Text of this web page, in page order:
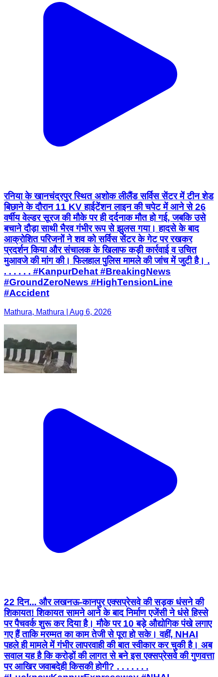
रनिया के खानचंद्रपुर स्थित अशोक लीलैंड सर्विस सेंटर में टीन शेड
बिछाने के दौरान 11 KV हाईटेंशन लाइन की चपेट में आने से 26
वर्षीय वेल्डर सूरज की मौके पर ही दर्दनाक मौत हो गई, जबकि उसे
बचाने दौड़ा साथी भैरव गंभीर रूप से झुलस गया। हादसे के बाद
आक्रोशित परिजनों ने शव को सर्विस सेंटर के गेट पर रखकर
प्रदर्शन किया और संचालक के खिलाफ कड़ी कार्रवाई व उचित
मुआवजे की मांग की। फिलहाल पुलिस मामले की जांच में जुटी है। .
. . . . . . #KanpurDehat #BreakingNews
#GroundZeroNews #HighTensionLine
#Accident
Mathura, Mathura | Aug 6, 2026
22 दिन... और लखनऊ-कानपुर एक्सप्रेसवे की सड़क धंसने की
शिकायत! शिकायत सामने आने के बाद निर्माण एजेंसी ने धंसे हिस्से
पर पैचवर्क शुरू कर दिया है। मौके पर 10 बड़े औद्योगिक पंखे लगाए
गए हैं ताकि मरम्मत का काम तेजी से पूरा हो सके। वहीं, NHAI
पहले ही मामले में गंभीर लापरवाही की बात स्वीकार कर चुकी है। अब
सवाल यह है कि करोड़ों की लागत से बने इस एक्सप्रेसवे की गुणवत्ता
पर आखिर जवाबदेही किसकी होगी? . . . . . . .